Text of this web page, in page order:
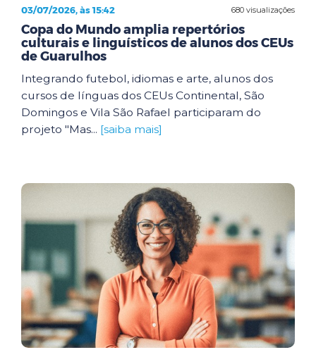
680 visualizações
03/07/2026, às 15:42
Copa do Mundo amplia repertórios
culturais e linguísticos de alunos dos CEUs
de Guarulhos
Integrando futebol, idiomas e arte, alunos dos
cursos de línguas dos CEUs Continental, São
Domingos e Vila São Rafael participaram do
projeto "Mas... [saiba mais]